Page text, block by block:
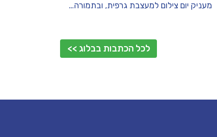
מעניק יום צילום למעצבת גרפית, ובתמורה…
לכל הכתבות בבלוג >>